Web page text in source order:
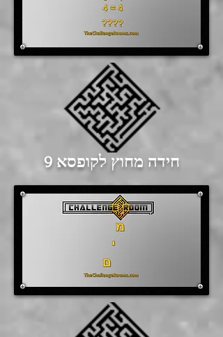
חידה מחוץ לקופסא 9